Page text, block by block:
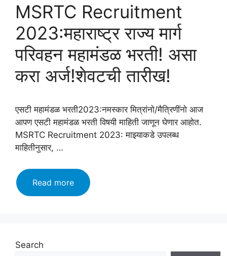
MSRTC Recruitment
2023:महाराष्ट्र राज्य मार्ग
परिवहन महामंडळ भरती! असा
करा अर्ज!शेवटची तारीख!
एसटी महामंडळ भरती2023:नमस्कार मित्रांनो/मैत्रिणींनो आज
आपण एसटी महामंडळ भरती विषयी माहिती जाणून घेणार आहोत.
MSRTC Recruitment 2023: माझ्याकडे उपलब्ध
माहितीनुसार, …
Read moreMSRTC
Recruitment
Search